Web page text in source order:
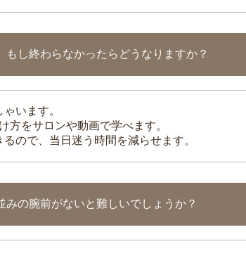
し終わらなかったらどうなりますか？
います。
方をサロンや動画で学べます。
ので、当日迷う時間を減らせます。
の腕前がないと難しいでしょうか？